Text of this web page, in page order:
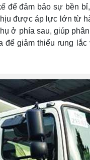
để đảm bảo sự bền
được áp lực lớn từ
ở phía sau, giúp
giảm thiểu rung